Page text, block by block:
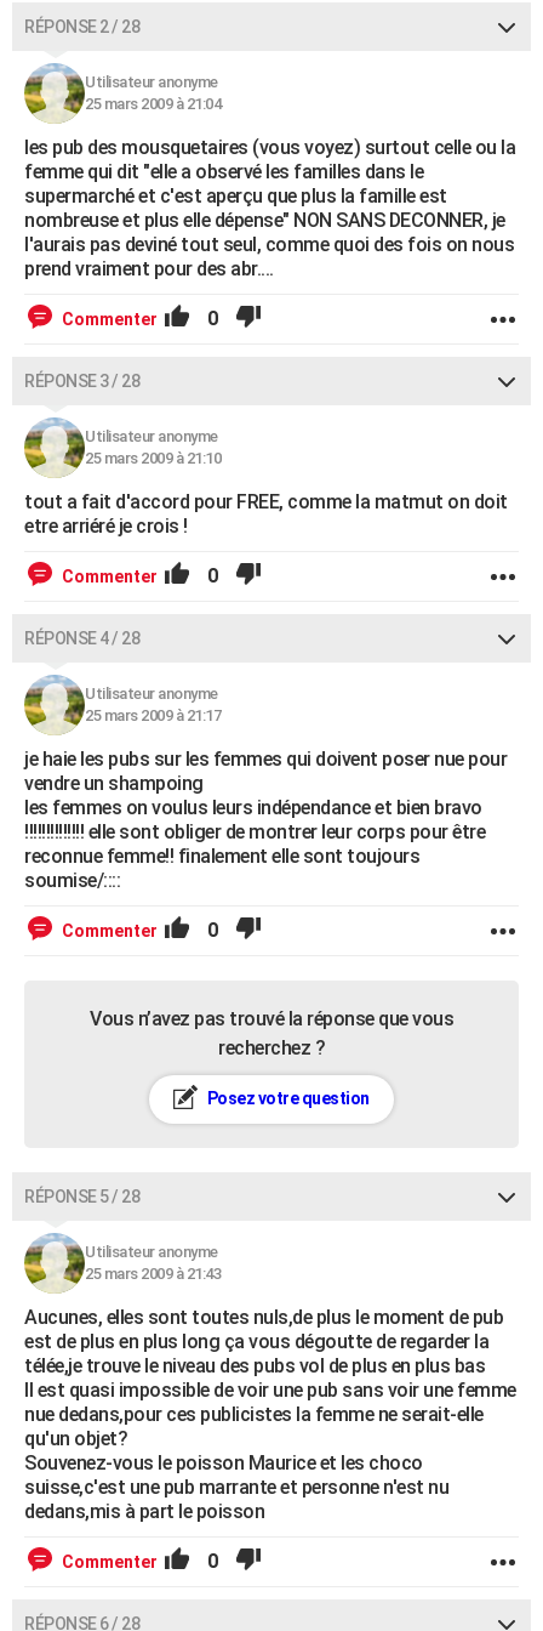
RÉPONSE 2 / 28
Utilisateur anonyme
25 mars 2009 à 21:04
les pub des mousquetaires (vous voyez) surtout celle ou la
femme qui dit "elle a observé les familles dans le
supermarché et c'est aperçu que plus la famille est
nombreuse et plus elle dépense" NON SANS DECONNER, je
l'aurais pas deviné tout seul, comme quoi des fois on nous
prend vraiment pour des abr....
Commenter 0
RÉPONSE 3 / 28
Utilisateur anonyme
25 mars 2009 à 21:10
tout a fait d'accord pour FREE, comme la matmut on doit
etre arriéré je crois !
Commenter 0
RÉPONSE 4 / 28
Utilisateur anonyme
25 mars 2009 à 21:17
je haie les pubs sur les femmes qui doivent poser nue pour
vendre un shampoing
les femmes on voulus leurs indépendance et bien bravo
!!!!!!!!!!!!!! elle sont obliger de montrer leur corps pour être
reconnue femme!! finalement elle sont toujours
soumise/::::
Commenter 0
Vous n’avez pas trouvé la réponse que vous
recherchez ?
Posez votre question
RÉPONSE 5 / 28
Utilisateur anonyme
25 mars 2009 à 21:43
Aucunes, elles sont toutes nuls,de plus le moment de pub
est de plus en plus long ça vous dégoutte de regarder la
télée,je trouve le niveau des pubs vol de plus en plus bas
Il est quasi impossible de voir une pub sans voir une femme
nue dedans,pour ces publicistes la femme ne serait-elle
qu'un objet?
Souvenez-vous le poisson Maurice et les choco
suisse,c'est une pub marrante et personne n'est nu
dedans,mis à part le poisson
Commenter 0
RÉPONSE 6 / 28